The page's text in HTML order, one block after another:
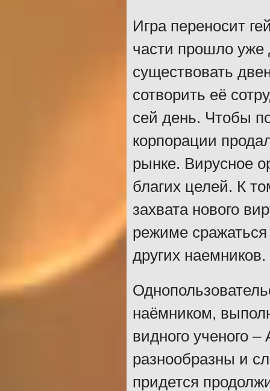
Игра переносит
части прошло уже
существовать
сотворить её
сей день. Чтобы
корпорации
рынке. Вирусное
благих целей. К
захвата нового
режиме сражаться
других наемников.
наёмником,
видного ученого
разнообразны и
придется